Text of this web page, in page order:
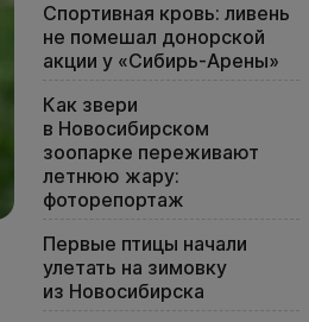
Спортивная кровь: ливень
не помешал донорской
акции у «Сибирь-Арены»
Как звери
в Новосибирском
зоопарке переживают
летнюю жару:
фоторепортаж
Первые птицы начали
улетать на зимовку
из Новосибирска